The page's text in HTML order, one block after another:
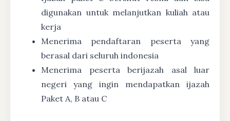
digunakan untuk melanjutkan kuliah atau
kerja
Menerima pendaftaran peserta yang
berasal dari seluruh indonesia
Menerima peserta berijazah asal luar
negeri yang ingin mendapatkan ijazah
Paket A, B atau C